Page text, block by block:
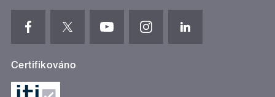
Certifikováno